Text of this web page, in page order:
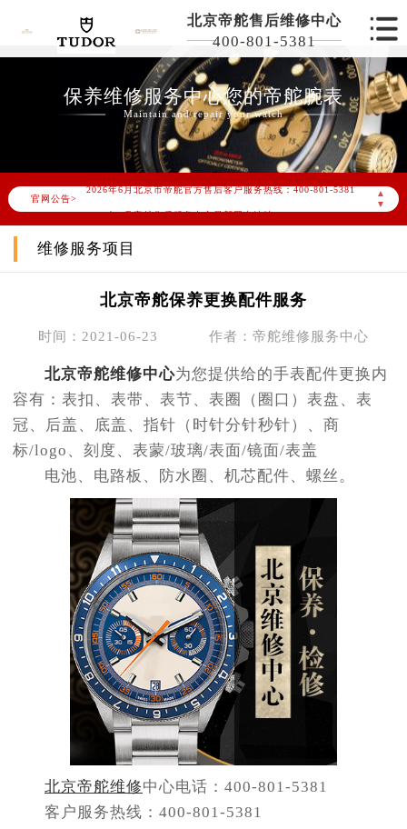
北京帝舵售后维修中心
400-801-5381
保养维修服务中心您的帝舵腕表
Maintain and repair your watch
官网公告>
▲
▼
2026年6月帝舵北京市售后服务网络优化升级公告
2026年6月北京市帝舵官方售后客户服务热线：400-801-5381
2026年6月帝舵售后服务中心最新网点地址：
节假日正常营业！
维修服务项目
北京帝舵保养更换配件服务
时间：2021-06-23 作者：帝舵维修服务中心
北京帝舵维修中心为您提供给的手表配件更换内
容有：表扣、表带、表节、表圈（圈口）表盘、表
冠、后盖、底盖、指针（时针分针秒针）、商
标/logo、刻度、表蒙/玻璃/表面/镜面/表盖
电池、电路板、防水圈、机芯配件、螺丝。
北京帝舵维修中心电话：400-801-5381
客户服务热线：400-801-5381